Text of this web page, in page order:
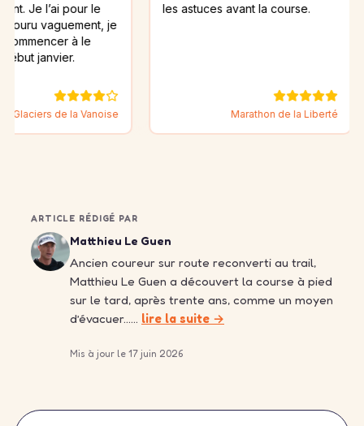
pour le
je
à le
de la Vanoise
les astuces avant la course.
Marathon de la Liberté
ARTICLE RÉDIGÉ PAR
Matthieu Le Guen
Ancien coureur sur route reconverti au trail,
Matthieu Le Guen a découvert la course à pied
sur le tard, après trente ans, comme un moyen
d’évacuer…… lire la suite →
Mis à jour le 17 juin 2026